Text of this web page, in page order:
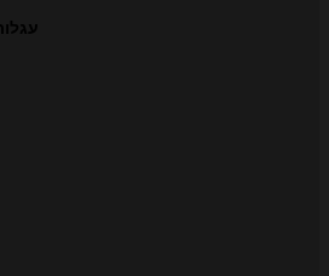
עגלות ציוד